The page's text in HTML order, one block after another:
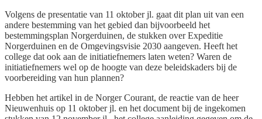
Volgens de presentatie van 11 oktober jl. gaat dit plan uit van een
andere bestemming van het gebied dan bijvoorbeeld het
bestemmingsplan Norgerduinen, de stukken over Expeditie
Norgerduinen en de Omgevingsvisie 2030 aangeven. Heeft het
college dat ook aan de initiatiefnemers laten weten? Waren de
initiatiefnemers wel op de hoogte van deze beleidskaders bij de
voorbereiding van hun plannen?
Hebben het artikel in de Norger Courant, de reactie van de heer
Nieuwenhuis op 11 oktober jl. en het document bij de ingekomen